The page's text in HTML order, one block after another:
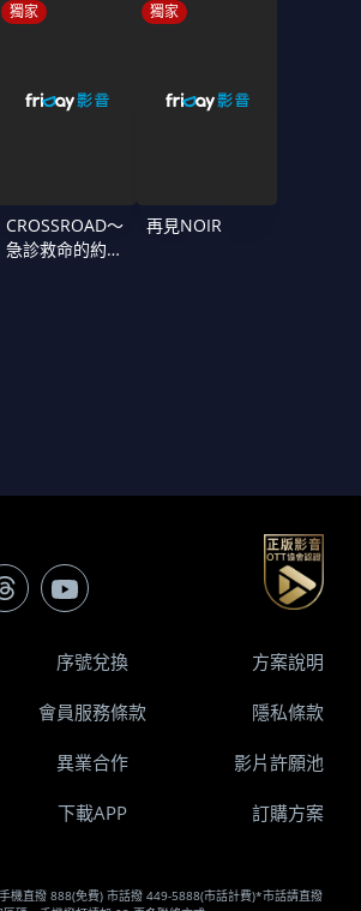
獨家
CROSSROAD～
急診救命的約定
獨家
再見NOIR
機直撥 888(免費) 市話撥 449-5888(市話計費)*市話請直撥
序號兌換 方案說明
會員服務條款 隱私條款
異業合作 影片許願池
下載APP 訂購方案